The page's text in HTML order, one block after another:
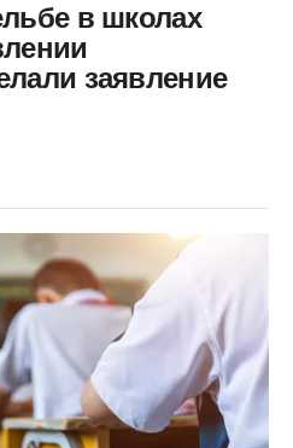
в школах
заявление